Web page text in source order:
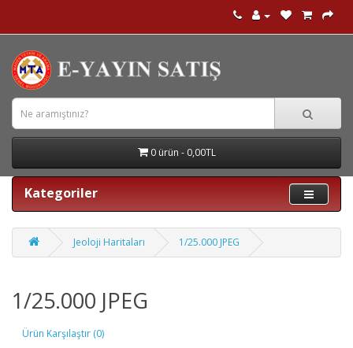
0 ürün - 0,00TL
Kategoriler
Jeoloji Haritaları 1/25.000 JPEG
1/25.000 JPEG
Ürün Karşılaştır (0)